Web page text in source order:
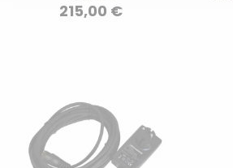
215,00 €Precio